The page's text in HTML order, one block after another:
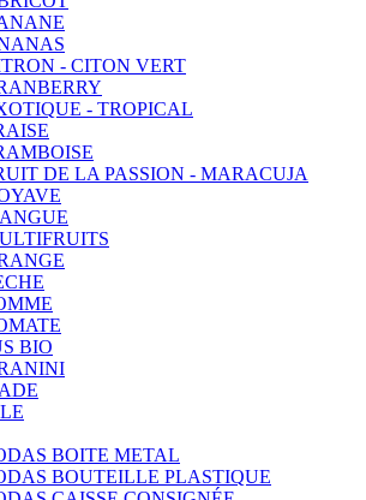
- CITON VERT
- TROPICAL
DE LA PASSION - MARACUJA
BIO
BOITE METAL
BOUTEILLE PLASTIQUE